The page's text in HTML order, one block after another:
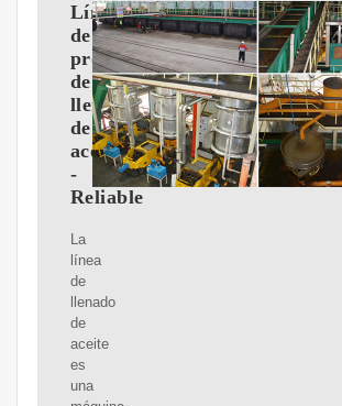
Línea
de
producción
de
llenado
de
aceite
-
Reliable
La
línea
de
llenado
de
aceite
es
una